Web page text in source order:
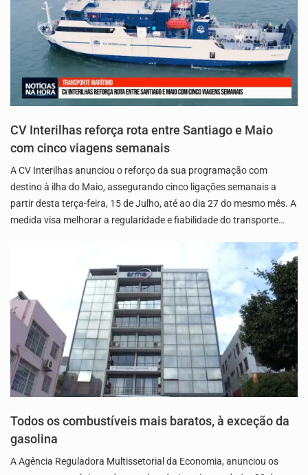
CV Interilhas reforça rota entre Santiago e Maio
com cinco viagens semanais
A CV Interilhas anunciou o reforço da sua programação com
destino à ilha do Maio, assegurando cinco ligações semanais a
partir desta terça-feira, 15 de Julho, até ao dia 27 do mesmo mês. A
medida visa melhorar a regularidade e fiabilidade do transporte…
Todos os combustíveis mais baratos, à exceção da
gasolina
A Agência Reguladora Multissetorial da Economia, anunciou os